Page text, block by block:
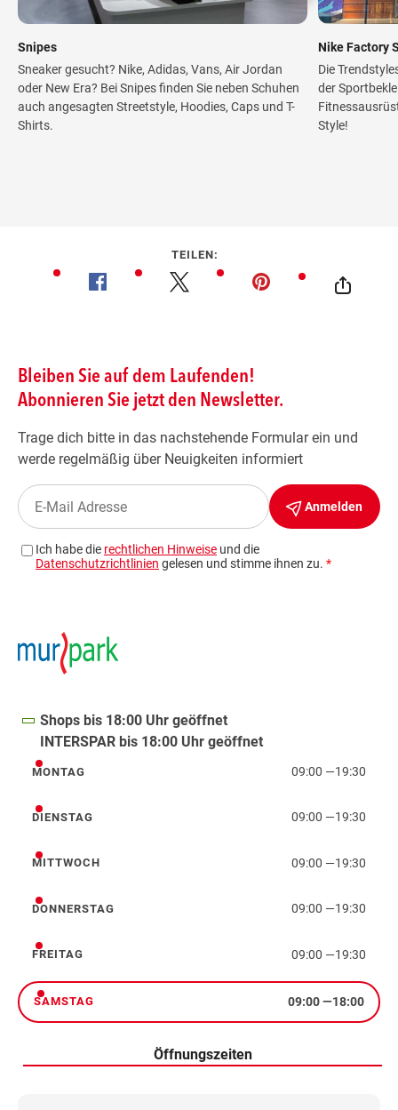
Snipes
Sneaker gesucht? Nike, Adidas, Vans, Air Jordan
oder New Era? Bei Snipes finden Sie neben Schuhen
auch angesagten Streetstyle, Hoodies, Caps und T-
Shirts.
Nike Factory
Die
der
Style!
TEILEN:
Shops bis 18:00 Uhr geöffnet
INTERSPAR bis 18:00 Uhr geöffnet
Montag
MONTAG 09:00 —19:30
Dienstag
DIENSTAG 09:00 —19:30
Mittwoch
MITTWOCH 09:00 —19:30
Donnerstag
DONNERSTAG 09:00 —19:30
Freitag
FREITAG 09:00 —19:30
Samstag
SAMSTAG 09:00—18:00
Öffnungszeiten